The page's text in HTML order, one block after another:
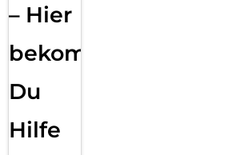
– Hier
bekommst
Du
Hilfe